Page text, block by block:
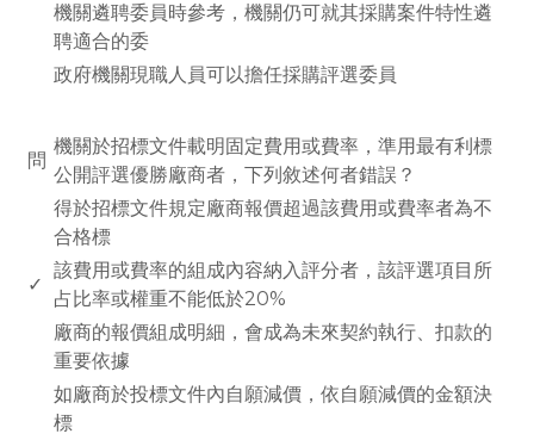
機關遴聘委員時參考，機關仍可就其採購案件特性遴
聘適合的委
政府機關現職人員可以擔任採購評選委員
問
機關於招標文件載明固定費用或費率，準用最有利標
公開評選優勝廠商者，下列敘述何者錯誤？
得於招標文件規定廠商報價超過該費用或費率者為不
合格標
✓
該費用或費率的組成內容納入評分者，該評選項目所
占比率或權重不能低於20%
廠商的報價組成明細，會成為未來契約執行、扣款的
重要依據
如廠商於投標文件內自願減價，依自願減價的金額決
標